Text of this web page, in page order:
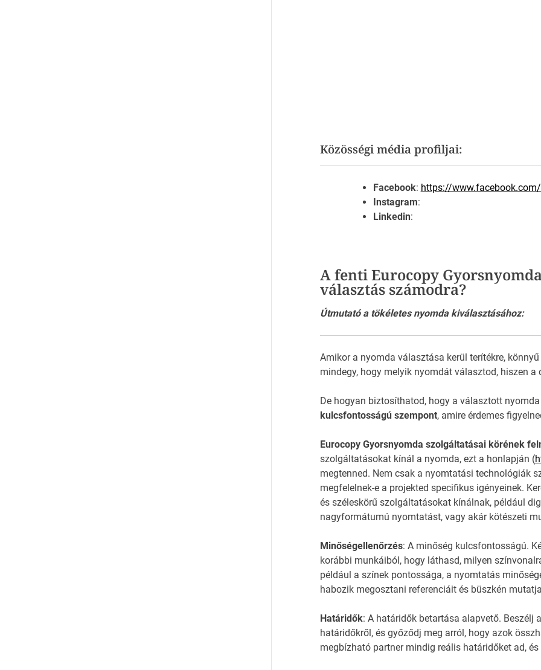
Közösségi média profiljai:
Facebook: https://
Instagram:
Linkedin:
A fenti Eurocopy
választás számodra?
Útmutató a tökéletes nyomda kiválasztásához:
Amikor a nyomda választása kerül terítékre,
mindegy, hogy melyik nyomdát választod, hiszen
De hogyan biztosíthatod, hogy a választott
kulcsfontosságú szempont, amire érdemes
Eurocopy Gyorsnyomda szolgáltatásai körének
szolgáltatásokat kínál a nyomda, ezt a honlapján (
megtenned. Nem csak a nyomtatási technológiák
megfelelnek-e a projekted specifikus igényeinek.
és széleskörű szolgáltatásokat kínálnak, például
nagyformátumú nyomtatást, vagy akár kötészeti
Minőségellenőrzés: A minőség kulcsfontosságú.
korábbi munkáiból, hogy láthasd, milyen
például a színek pontossága, a nyomtatás
habozik megosztani referenciáit és büszkén
Határidők: A határidők betartása alapvető. Beszélj
határidőkről, és győződj meg arról, hogy azok
megbízható partner mindig reális határidőket ad,